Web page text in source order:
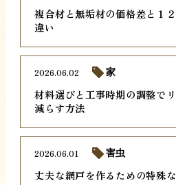
複合材と無垢材の価格差と１
違い
材料選びと工事時期の調整で
減らす方法
2026.06.02 家
丈夫な網戸を作るための特殊
2026.06.01 害虫